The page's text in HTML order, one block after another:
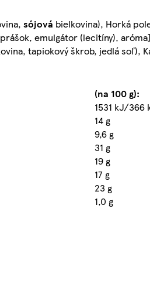
sójová bielkovina), Horká
emulgátor (lecitíny),
tapiokový škrob, jedlá soľ),
(na 100 g):
1531 kJ/366
14 g
9,6 g
31 g
19 g
17 g
23 g
1,0 g